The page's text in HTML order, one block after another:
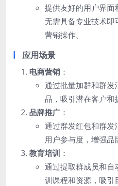
提供友好的用户界面
无需具备专业技术
营销操作。
应用场景
电商营销 ：
通过批量加群和群发
品，吸引潜在客户和
品牌推广 ：
通过群发红包和群发
用户参与度，增强品
教育培训 ：
通过提取群成员和自
训课程和资源，吸引